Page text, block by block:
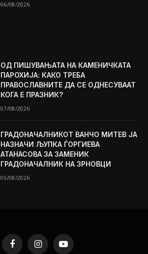
06/08/2026
ОД ПИШУВАЊАТА НА КАМЕНИЧКАТА
ПАРОХИЈА: КАКО ТРЕБА
ПРАВОСЛАВНИТЕ ДА СЕ ОДНЕСУВААТ
КОГА Е ПРАЗНИК?
07/08/2026
ГРАДОНАЧАЛНИКОТ ВАНЧО МИТЕВ ЈА
НАЗНАЧИ ЉУПКА ЃОРГИЕВА
АТАНАСОВА ЗА ЗАМЕНИК
ГРАДОНАЧАЛНИК НА ЗРНОВЦИ
05/08/2026
FacebookInstagramYouTube